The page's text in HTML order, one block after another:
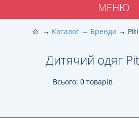
МЕНЮ
Каталог Бренди
Дитячий одяг
Всього: 0 товарів